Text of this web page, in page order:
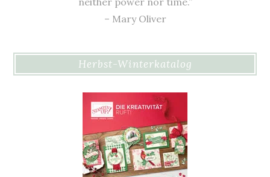
– Mary Oliver
Herbst-Winterkatalog